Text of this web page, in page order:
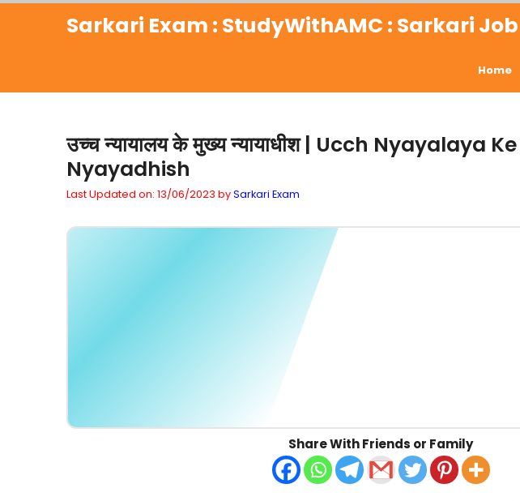
Sarkari Exam : StudyWithAMC : Sarkari Job
Home
उच्च न्यायालय के मुख्य न्यायाधीश | Ucch Nyayalaya
Nyayadhish
Last Updated on: 13/06/2023 bySarkari Exam
Share With Friends or Family